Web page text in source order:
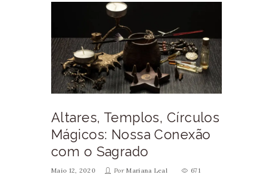
Altares, Templos, Círculos
Mágicos: Nossa Conexão
com o Sagrado
Maio 12, 2020 PorMariana Leal 671